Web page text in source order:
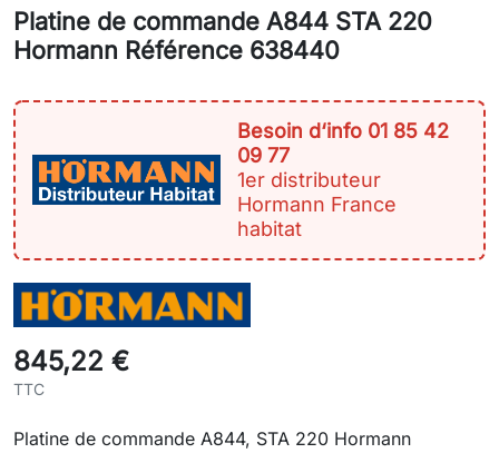
Platine de commande A844 STA 220
Hormann Référence 638440
Besoin d‘info 01 85 42
09 77
1er distributeur
Hormann France
habitat
845,22 €
TTC
Platine de commande A844, STA 220 Hormann